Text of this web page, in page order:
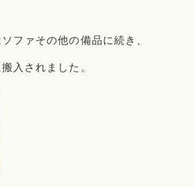
ファその他の備品に続き、
入されました。